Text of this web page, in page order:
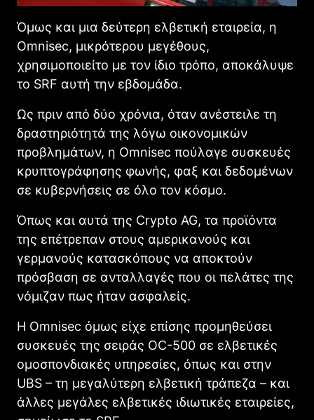
Όμως και μια δεύτερη ελβετική εταιρεία, η
Omnisec, μικρότερου μεγέθους,
χρησιμοποιείτο με τον ίδιο τρόπο, αποκάλυψε
το SRF αυτή την εβδομάδα.
Ως πριν από δύο χρόνια, όταν ανέστειλε τη
δραστηριότητά της λόγω οικονομικών
προβλημάτων, η Omnisec πούλαγε συσκευές
κρυπτογράφησης φωνής, φαξ και δεδομένων
σε κυβερνήσεις σε όλο τον κόσμο.
Όπως και αυτά της Crypto AG, τα προϊόντα
της επέτρεπαν στους αμερικανούς και
γερμανούς κατασκόπους να αποκτούν
πρόσβαση σε ανταλλαγές που οι πελάτες της
νόμιζαν πως ήταν ασφαλείς.
Η Omnisec όμως είχε επίσης προμηθεύσει
συσκευές της σειράς OC-500 σε ελβετικές
ομοσπονδιακές υπηρεσίες, όπως και στην
UBS – τη μεγαλύτερη ελβετική τράπεζα – και
άλλες μεγάλες ελβετικές ιδιωτικές εταιρείες,